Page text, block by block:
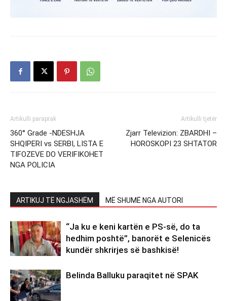
Artikulli paraprak
360° Grade -NDESHJA
SHQIPERI vs SERBI, LISTA E
TIFOZEVE DO VERIFIKOHET
NGA POLICIA
Artikulli tjetër
Zjarr Televizion: ZBARDHI –
HOROSKOPI 23 SHTATOR
ARTIKUJ TË NGJASHËM MË SHUMË NGA AUTORI
“Ja ku e keni kartën e PS-së, do ta
hedhim poshtë”, banorët e Selenicës
kundër shkrirjes së bashkisë!
Belinda Balluku paraqitet në SPAK